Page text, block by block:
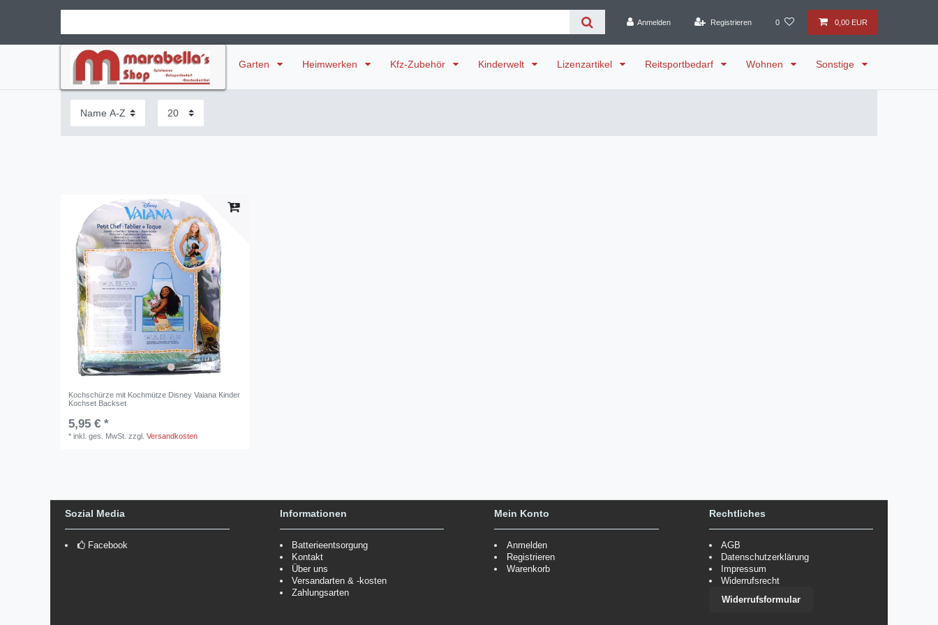
Anmelden Registrieren 0 0,00 EUR
Garten Heimwerken Kfz-Zubehör Kinderwelt Lizenzartikel Reitsportbedarf Wohnen Sonstige
Kochschürze mit Kochmütze Disney Vaiana Kinder
Kochset Backset
5,95 € *
*inkl. ges. MwSt. zzgl.Versandkosten
Sozial Media
Facebook
Informationen
Batterieentsorgung
Kontakt
Über uns
Versandarten & -kosten
Zahlungsarten
Mein Konto
Anmelden
Registrieren
Warenkorb
Rechtliches
AGB
Datenschutzerklärung
Impressum
Widerrufsrecht
Widerrufsformular